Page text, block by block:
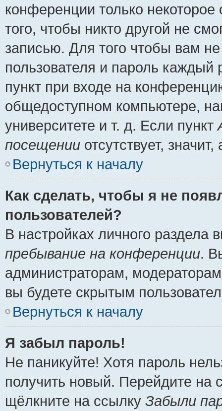
конференции только
того, чтобы никто другой не
записью. Для того чтобы вам
пользователя и пароль
пункт при входе на
общедоступном компьютере,
университете и т. д. Если пункт
посещении отсутствует,
Вернуться к началу
Как сделать, чтобы я не
пользователей?
В настройках личного
пребывание на конференции.
администраторам,
вы будете скрытым
Вернуться к началу
Я забыл пароль!
Не паникуйте! Хотя пароль
получить новый. Перейдите на
щёлкните на ссылку Забыли